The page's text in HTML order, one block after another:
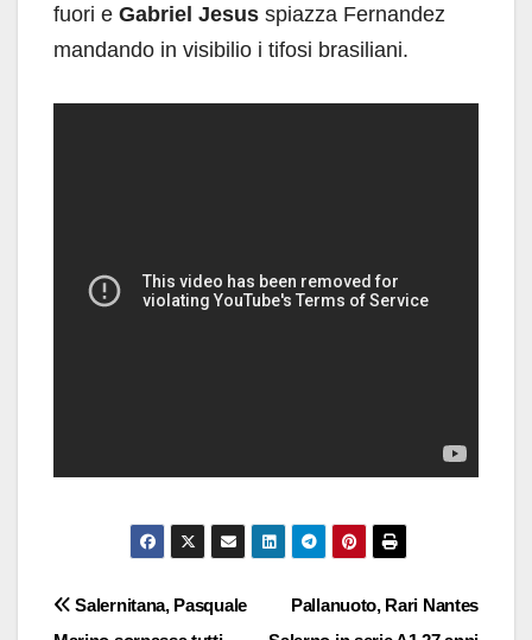
fuori e Gabriel Jesus spiazza Fernandez
mandando in visibilio i tifosi brasiliani.
Navigazione
Pallanuoto, Rari Nantes
Salernitana, Pasquale